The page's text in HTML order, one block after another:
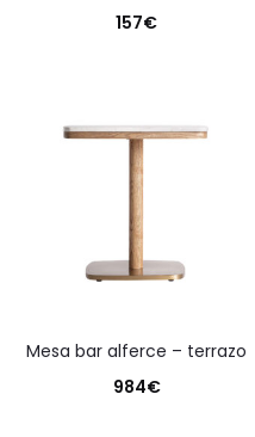
157€
mesa bar alferce – terrazo
984€